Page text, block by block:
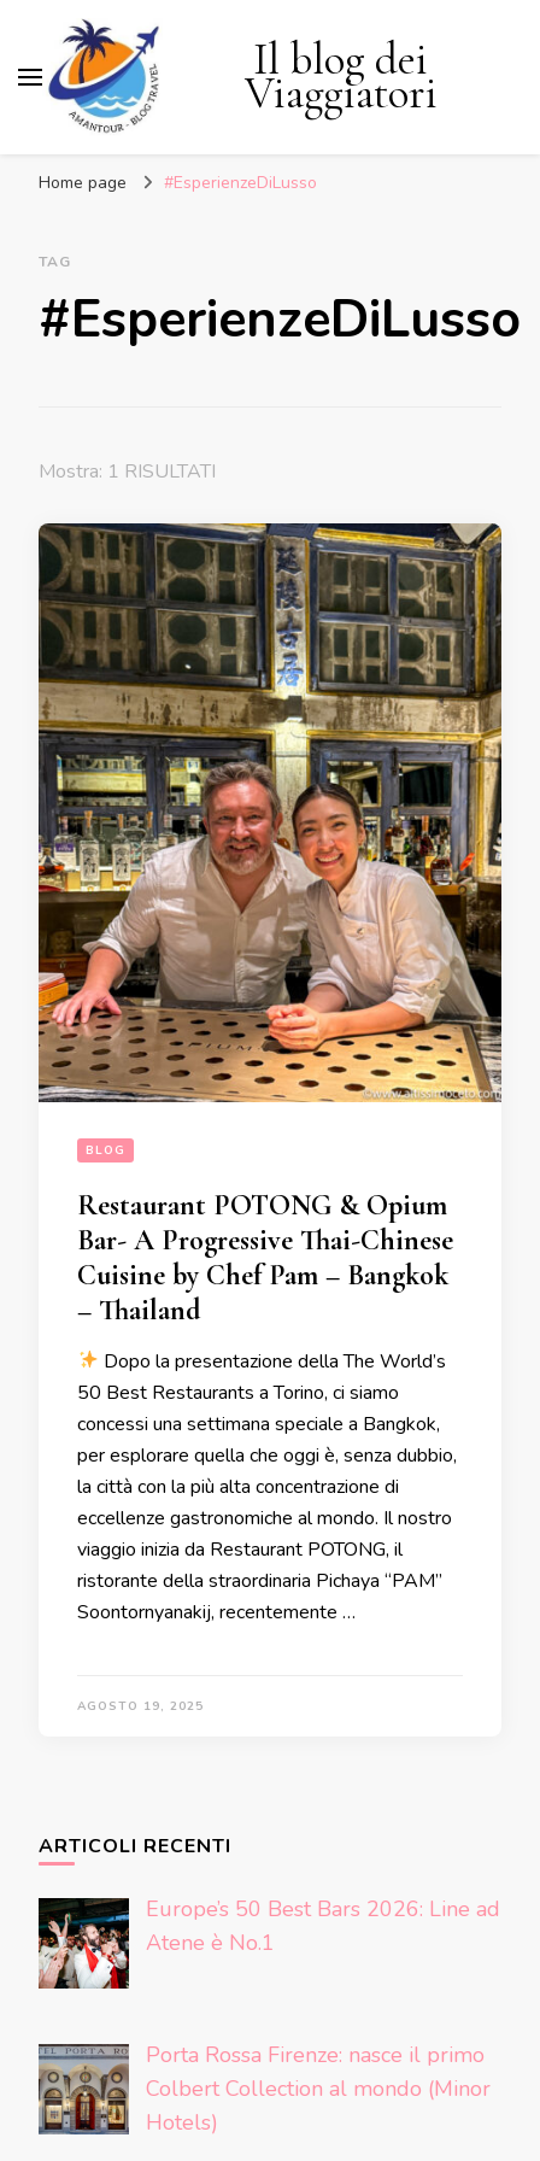
Il blog dei
Viaggiatori
Home page #EsperienzeDiLusso
TAG
#EsperienzeDiLusso
Mostra: 1 RISULTATI
BLOG
Restaurant POTONG & Opium
Bar- A Progressive Thai-Chinese
Cuisine by Chef Pam – Bangkok
– Thailand
Dopo la presentazione della The World’s
50 Best Restaurants a Torino, ci siamo
concessi una settimana speciale a Bangkok,
per esplorare quella che oggi è, senza dubbio,
la città con la più alta concentrazione di
eccellenze gastronomiche al mondo. Il nostro
viaggio inizia da Restaurant POTONG, il
ristorante della straordinaria Pichaya “PAM”
Soontornyanakij, recentemente …
AGOSTO 19, 2025
ARTICOLI RECENTI
Europe’s 50 Best Bars 2026: Line ad
Atene è No.1
Porta Rossa Firenze: nasce il primo
Colbert Collection al mondo (Minor
Hotels)